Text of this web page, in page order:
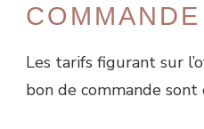
COMMANDE
Les tarifs figurant sur
bon de commande sont